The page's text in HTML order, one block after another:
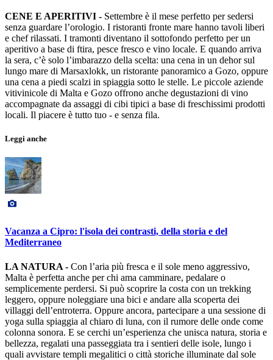
CENE E APERITIVI - Settembre è il mese perfetto per sedersi
senza guardare l’orologio. I ristoranti fronte mare hanno tavoli liberi
e chef rilassati. I tramonti diventano il sottofondo perfetto per un
aperitivo a base di ftira, pesce fresco e vino locale. E quando arriva
la sera, c’è solo l’imbarazzo della scelta: una cena in un dehor sul
lungo mare di Marsaxlokk, un ristorante panoramico a Gozo, oppure
una cena a piedi scalzi in spiaggia sotto le stelle. Le piccole aziende
vitivinicole di Malta e Gozo offrono anche degustazioni di vino
accompagnate da assaggi di cibi tipici a base di freschissimi prodotti
locali. Il piacere è tutto tuo - e senza fila.
Leggi anche
Vacanza a Cipro: l'isola dei contrasti, della storia e del
Mediterraneo
LA NATURA - Con l’aria più fresca e il sole meno aggressivo,
Malta è perfetta anche per chi ama camminare, pedalare o
semplicemente perdersi. Si può scoprire la costa con un trekking
leggero, oppure noleggiare una bici e andare alla scoperta dei
villaggi dell’entroterra. Oppure ancora, partecipare a una sessione di
yoga sulla spiaggia al chiaro di luna, con il rumore delle onde come
colonna sonora. E se cerchi un’esperienza che unisca natura, storia e
bellezza, regalati una passeggiata tra i sentieri delle isole, lungo i
quali avvistare templi megalitici o città storiche illuminate dal sole